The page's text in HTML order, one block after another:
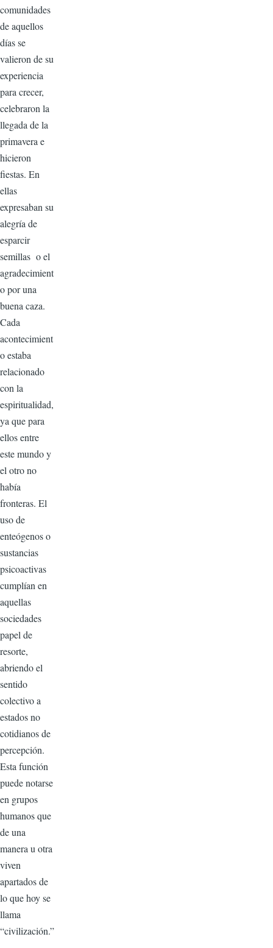
comunidades
de aquellos
días se
valieron de su
experiencia
para crecer,
celebraron la
llegada de la
primavera e
hicieron
fiestas. En
ellas
expresaban su
alegría de
esparcir
semillas o el
agradecimient
o por una
buena caza.
Cada
acontecimient
o estaba
relacionado
con la
espiritualidad,
ya que para
ellos entre
este mundo y
el otro no
había
fronteras. El
uso de
enteógenos o
sustancias
psicoactivas
cumplían en
aquellas
sociedades
papel de
resorte,
abriendo el
sentido
colectivo a
estados no
cotidianos de
percepción.
Esta función
puede notarse
en grupos
humanos que
de una
manera u otra
viven
apartados de
lo que hoy se
llama
“civilización.”